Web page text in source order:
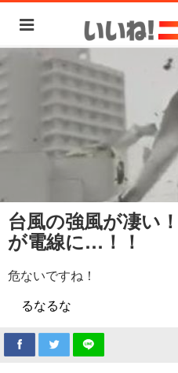
台風の強風が凄い
が電線に…！！
危ないですね！
るなるな